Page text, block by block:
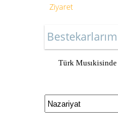
Ziyaret
Türk